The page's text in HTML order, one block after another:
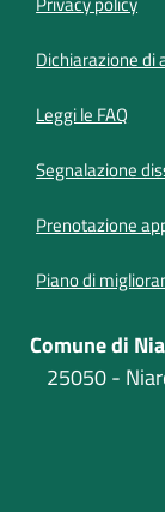
Dichiarazione di
Leggi le FAQ
Segnalazione
Prenotazione
Piano di
Comune di
25050 -